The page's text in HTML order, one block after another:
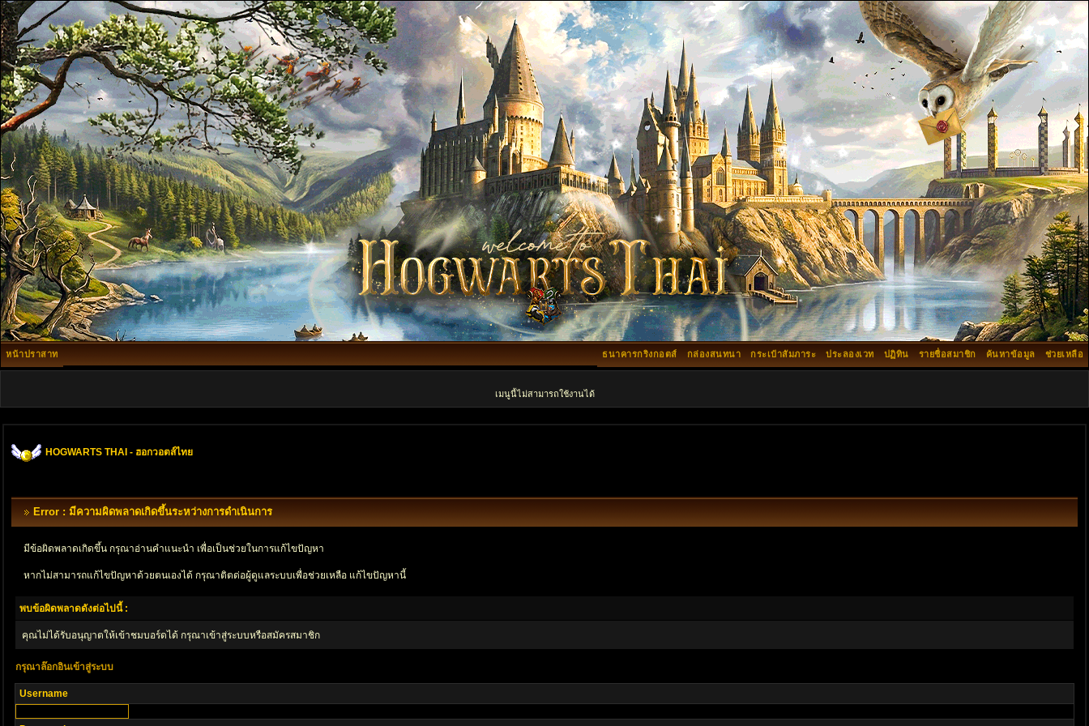
หน้าปราสาท ช่วยเหลือ
ค้นหาข้อมูล
รายชื่อสมาชิก
ปฏิทิน
ประลองเวท
กระเป๋าสัมภาระ
กล่องสนทนา
ธนาคารกริงกอตส์
เมนูนี้ไม่สามารถใช้งานได้
HOGWARTS THAI - ฮอกวอตส์ไทย
Error : มีความผิดพลาดเกิดขึ้นระหว่างการดำเนินการ
มีข้อผิดพลาดเกิดขึ้น กรุณาอ่านคำแนะนำ เพื่อเป็นช่วยในการแก้ไขปัญหา
หากไม่สามารถแก้ไขปัญหาด้วยตนเองได้ กรุณาติตด่อผู้ดูแลระบบเพื่อช่วยเหลือ แก้ไขปัญหานี้
พบข้อผิดพลาดดังต่อไปนี้ :
คุณไม่ได้รับอนุญาตให้เข้าชมบอร์ดได้ กรุณาเข้าสู่ระบบหรือสมัครสมาชิก
กรุณาล๊อกอินเข้าสู่ระบบ
Username